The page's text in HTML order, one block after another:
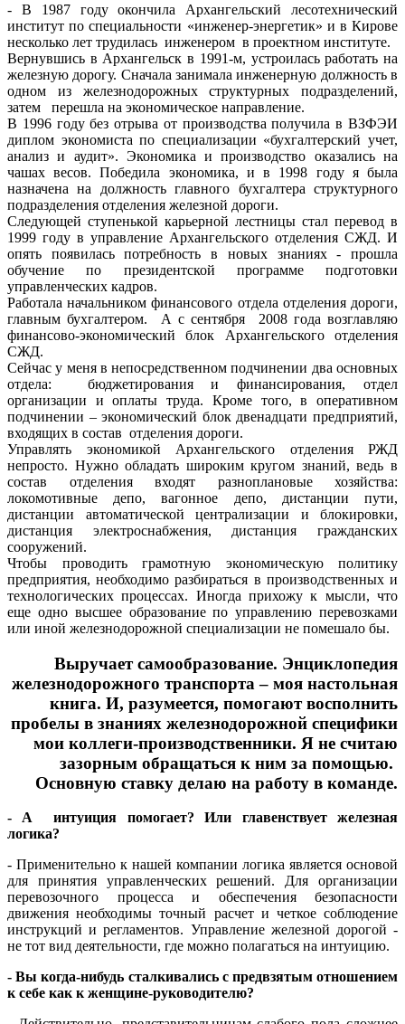
- В 1987 году окончила Архангельский лесотехнический
институт по специальности «инженер-энергетик» и в Кирове
несколько лет трудилась инженером в проектном институте.
Вернувшись в Архангельск в 1991-м, устроилась работать на
железную дорогу. Сначала занимала инженерную должность в
одном из железнодорожных структурных подразделений,
затем перешла на экономическое направление.
В 1996 году без отрыва от производства получила в ВЗФЭИ
диплом экономиста по специализации «бухгалтерский учет,
анализ и аудит». Экономика и производство оказались на
чашах весов. Победила экономика, и в 1998 году я была
назначена на должность главного бухгалтера структурного
подразделения отделения железной дороги.
Следующей ступенькой карьерной лестницы стал перевод в
1999 году в управление Архангельского отделения СЖД. И
опять появилась потребность в новых знаниях - прошла
обучение по президентской программе подготовки
управленческих кадров.
Работала начальником финансового отдела отделения дороги,
главным бухгалтером. А с сентября 2008 года возглавляю
финансово-экономический блок Архангельского отделения
СЖД.
Сейчас у меня в непосредственном подчинении два основных
отдела: бюджетирования и финансирования, отдел
организации и оплаты труда. Кроме того, в оперативном
подчинении – экономический блок двенадцати предприятий,
входящих в состав отделения дороги.
Управлять экономикой Архангельского отделения РЖД
непросто. Нужно обладать широким кругом знаний, ведь в
состав отделения входят разноплановые хозяйства:
локомотивные депо, вагонное депо, дистанции пути,
дистанции автоматической централизации и блокировки,
дистанция электроснабжения, дистанция гражданских
сооружений.
Чтобы проводить грамотную экономическую политику
предприятия, необходимо разбираться в производственных и
технологических процессах. Иногда прихожу к мысли, что
еще одно высшее образование по управлению перевозками
или иной железнодорожной специализации не помешало бы.
Выручает самообразование. Энциклопедия
железнодорожного транспорта – моя настольная
книга. И, разумеется, помогают восполнить
пробелы в знаниях железнодорожной специфики
мои коллеги-производственники. Я не считаю
зазорным обращаться к ним за помощью.
Основную ставку делаю на работу в команде.
- А интуиция помогает? Или главенствует железная
логика?
- Применительно к нашей компании логика является основой
для принятия управленческих решений. Для организации
перевозочного процесса и обеспечения безопасности
движения необходимы точный расчет и четкое соблюдение
инструкций и регламентов. Управление железной дорогой -
не тот вид деятельности, где можно полагаться на интуицию.
- Вы когда-нибудь сталкивались с предвзятым отношением
к себе как к женщине-руководителю?